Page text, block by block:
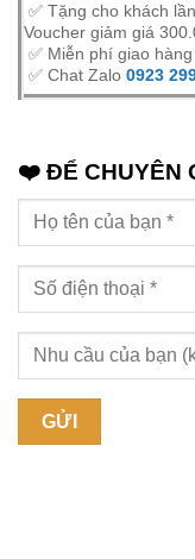
✅ Tặng cho khách
Voucher giảm giá
✅ Miễn phí giao
✅ Chat Zalo 0923
❤️ ĐỂ CHUYÊN